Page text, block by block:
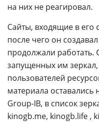
на них не реагировал.
Сайты, входящие в его
после чего он
продолжали работать.
запущенных им
пользователей
материала
Group-IB, в список
kinogb.me, kinogb.life ,